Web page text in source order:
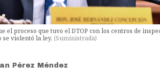
el proceso que tuvo el DTOP con los centros de
violentó la ley. (Suministrada)
Pérez Méndez